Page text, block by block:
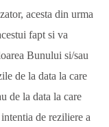
acesta din urma
fapt si va
Bunului si/sau
de la data la care
de la data la care
de reziliere a